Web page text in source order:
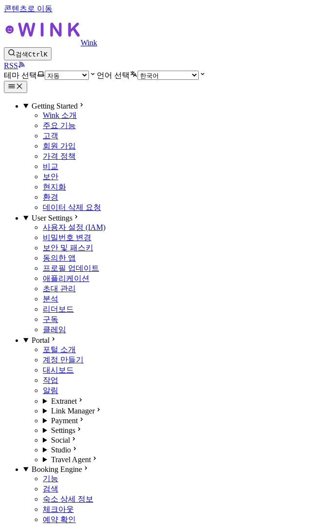
콘텐츠로 이동
Wink
검색CtrlK
RSS
테마 선택
언어 선택
Getting Started
Wink 소개
주요 기능
고객
회원 가입
가격 정책
비교
보안
현지화
환경
데이터 삭제 요청
User Settings
사용자 설정 (IAM)
비밀번호 변경
보안 및 패스키
동의한 앱
프로필 업데이트
애플리케이션
초대 관리
분석
리더보드
구독
클레임
Portal
포털 소개
계정 만들기
대시보드
작업
알림
Extranet
Link Manager
Payment
Settings
Social
Studio
Travel Agent
Booking Engine
기능
검색
숙소 상세 정보
체크아웃
예약 확인